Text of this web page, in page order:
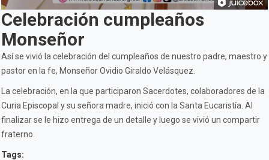
Celebración cumpleaños
Monseñor
Así se vivió la celebración del cumpleaños de nuestro padre, maestro y
pastor en la fe, Monseñor Ovidio Giraldo Velásquez.
La celebración, en la que participaron Sacerdotes, colaboradores de la
Curia Episcopal y su señora madre, inició con la Santa Eucaristía. Al
finalizar se le hizo entrega de un detalle y luego se vivió un compartir
fraterno.
Tags: